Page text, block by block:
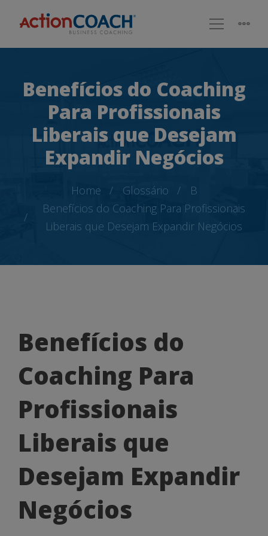
Benefícios do Coaching
Para Profissionais
Liberais que Desejam
Expandir Negócios
Home Glossário
B
Benefícios do Coaching Para Profissionais
Liberais que Desejam Expandir Negócios
Benefícios
do
Coaching
Para
Profissionais
Liberais
que
Desejam
Expandir
Benefícios do
Coaching Para
Profissionais
Liberais que
Desejam Expandir
Negócios